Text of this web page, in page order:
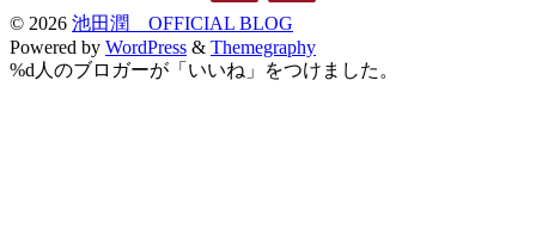
© 2026 池田潤 OFFICIAL BLOG
Powered by WordPress & Themegraphy
%d 人のブロガーが「いいね」をつけました。